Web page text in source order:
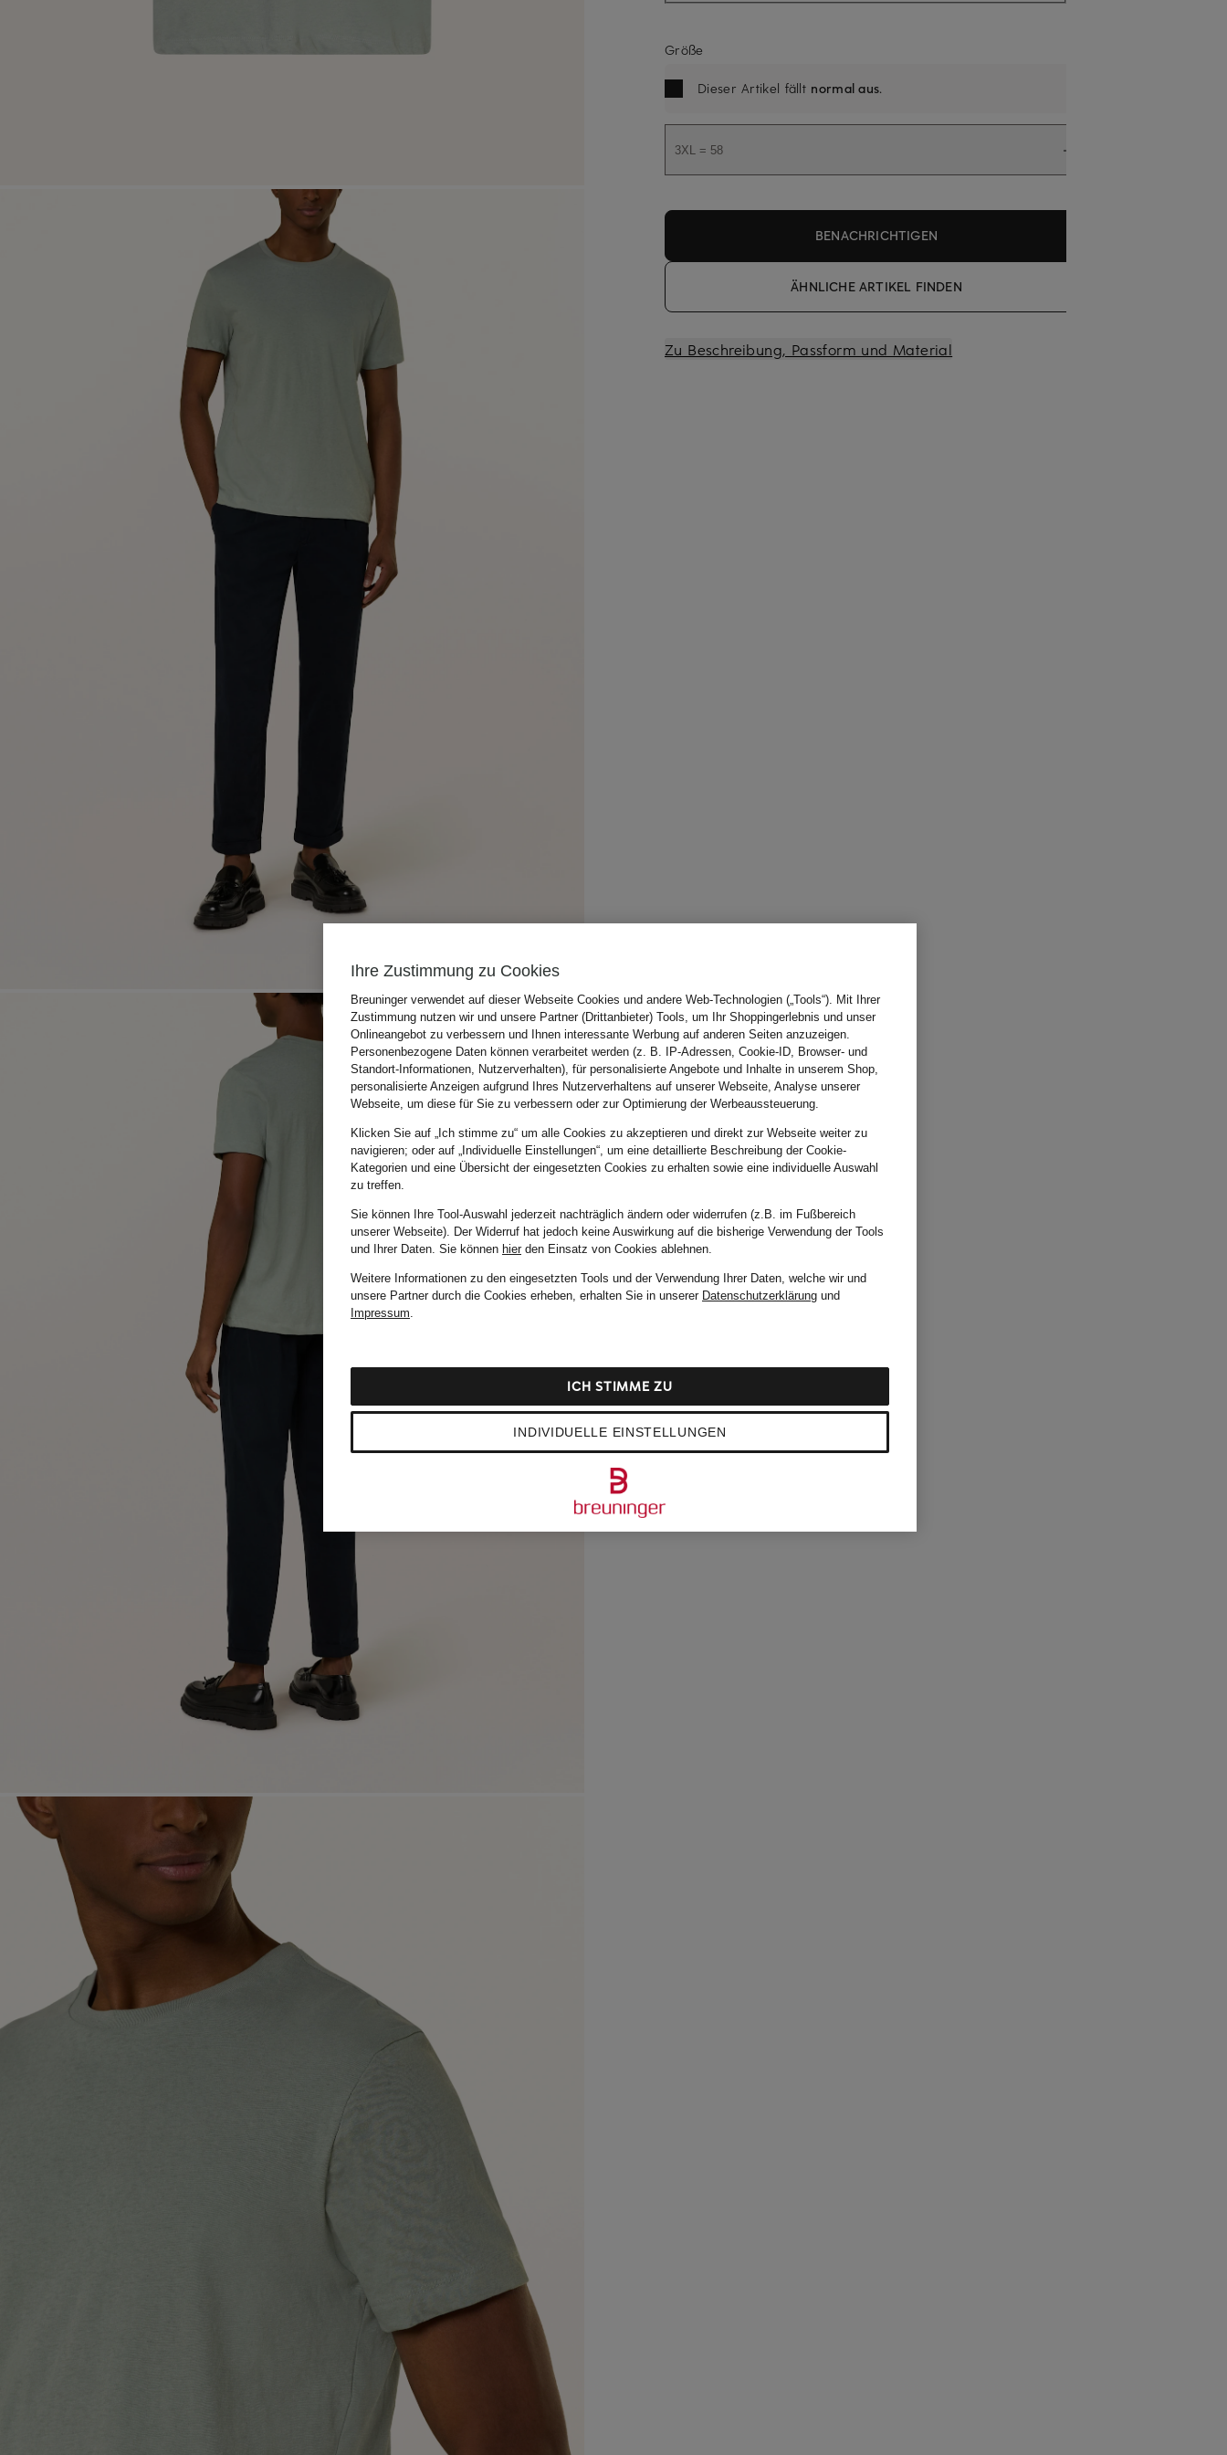
Größe
Dieser Artikel fällt normal aus.
3XL = 58
BENACHRICHTIGEN
ÄHNLICHE ARTIKEL FINDEN
Zu Beschreibung, Passform und Material
Ihre Zustimmung zu Cookies
Breuninger verwendet auf dieser Webseite Cookies und andere Web-Technologien („Tools“). Mit Ihrer
Zustimmung nutzen wir und unsere Partner (Drittanbieter) Tools, um Ihr Shoppingerlebnis und unser
Onlineangebot zu verbessern und Ihnen interessante Werbung auf anderen Seiten anzuzeigen.
Personenbezogene Daten können verarbeitet werden (z. B. IP-Adressen, Cookie-ID, Browser- und
Standort-Informationen, Nutzerverhalten), für personalisierte Angebote und Inhalte in unserem Shop,
personalisierte Anzeigen aufgrund Ihres Nutzerverhaltens auf unserer Webseite, Analyse unserer
Webseite, um diese für Sie zu verbessern oder zur Optimierung der Werbeaussteuerung.
Klicken Sie auf „Ich stimme zu“ um alle Cookies zu akzeptieren und direkt zur Webseite weiter zu
navigieren; oder auf „Individuelle Einstellungen“, um eine detaillierte Beschreibung der Cookie-
Kategorien und eine Übersicht der eingesetzten Cookies zu erhalten sowie eine individuelle Auswahl
zu treffen.
Sie können Ihre Tool-Auswahl jederzeit nachträglich ändern oder widerrufen (z.B. im Fußbereich
unserer Webseite). Der Widerruf hat jedoch keine Auswirkung auf die bisherige Verwendung der Tools
und Ihrer Daten. Sie können hierden Einsatz von Cookies ablehnen.
Weitere Informationen zu den eingesetzten Tools und der Verwendung Ihrer Daten, welche wir und
unsere Partner durch die Cookies erheben, erhalten Sie in unserer Datenschutzerklärung und
Impressum.
INDIVIDUELLE EINSTELLUNGEN
ICH STIMME ZU